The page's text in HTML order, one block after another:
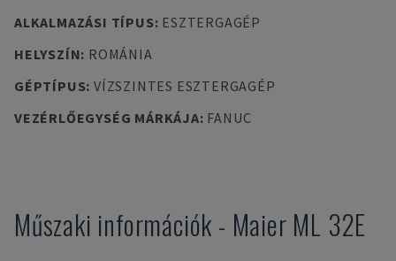
ALKALMAZÁSI TÍPUS: ESZTERGAGÉP
HELYSZÍN: ROMÁNIA
GÉPTÍPUS: VÍZSZINTES ESZTERGAGÉP
VEZÉRLŐEGYSÉG MÁRKÁJA: FANUC
Műszaki információk - Maier ML 32E